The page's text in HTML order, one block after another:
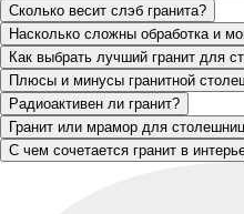
Сколько весит слэб гранита?
Насколько сложны обработка и
Как выбрать лучший гранит для
Плюсы и минусы гранитной
Радиоактивен ли гранит?
Гранит или мрамор для
С чем сочетается гранит в